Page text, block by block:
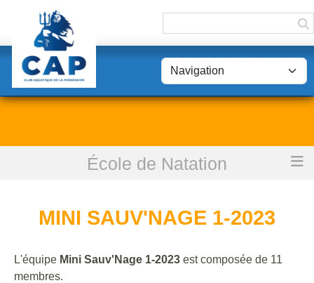
École de Natation
Mini Sauv'Nage 1-2023
MINI SAUV'NAGE 1-2023
L'équipe Mini Sauv'Nage 1-2023 est composée de 11
membres.
Panneau de gestion des cookies